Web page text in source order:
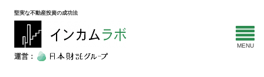
堅実な不動産投資の成功法
運営：